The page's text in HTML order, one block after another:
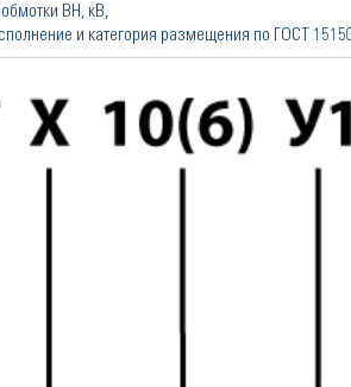
ВН, кВ,
и категория размещения по ГОСТ